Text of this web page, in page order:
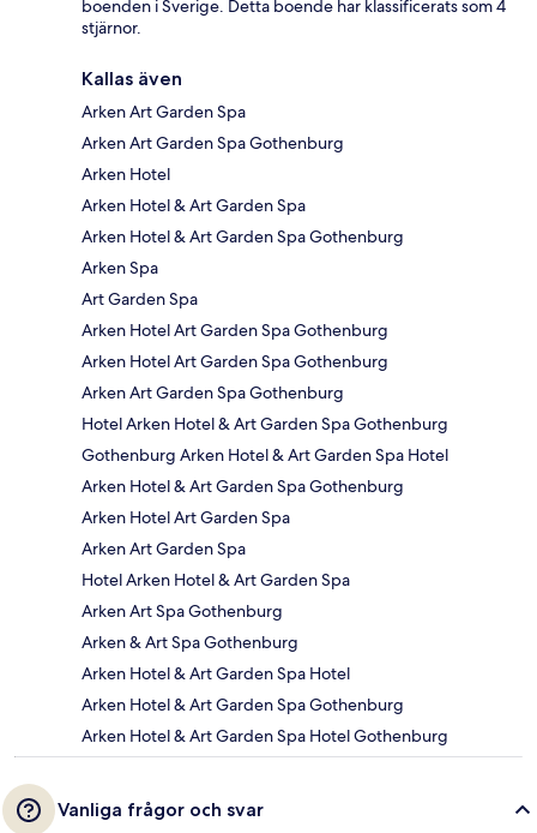
boenden i Sverige. Detta boende har klassificerats som 4
stjärnor.
Kallas även
Arken Art Garden Spa
Arken Art Garden Spa Gothenburg
Arken Hotel
Arken Hotel & Art Garden Spa
Arken Hotel & Art Garden Spa Gothenburg
Arken Spa
Art Garden Spa
Arken Hotel Art Garden Spa Gothenburg
Arken Hotel Art Garden Spa Gothenburg
Arken Art Garden Spa Gothenburg
Hotel Arken Hotel & Art Garden Spa Gothenburg
Gothenburg Arken Hotel & Art Garden Spa Hotel
Arken Hotel & Art Garden Spa Gothenburg
Arken Hotel Art Garden Spa
Arken Art Garden Spa
Hotel Arken Hotel & Art Garden Spa
Arken Art Spa Gothenburg
Arken & Art Spa Gothenburg
Arken Hotel & Art Garden Spa Hotel
Arken Hotel & Art Garden Spa Gothenburg
Arken Hotel & Art Garden Spa Hotel Gothenburg
Vanliga frågor och svar